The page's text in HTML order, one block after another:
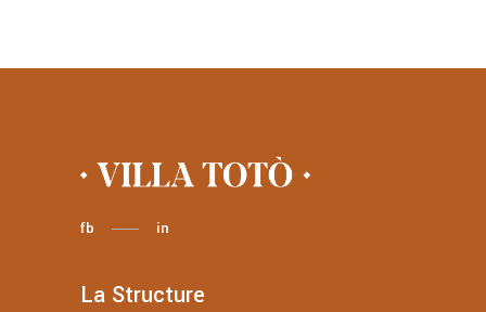
fb in
La Structure